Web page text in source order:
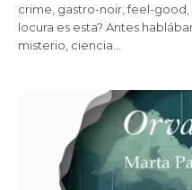
crime, gastro-noir, feel-
locura es esta? Antes
misterio, ciencia…